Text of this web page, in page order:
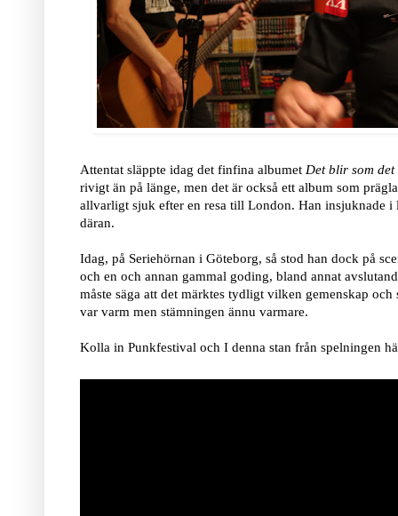
Attentat släppte idag det finfina albumet Det blir som
rivigt än på länge, men det är också ett album som
allvarligt sjuk efter en resa till London. Han insjuknade
däran.
Idag, på Seriehörnan i Göteborg, så stod han dock på
och en och annan gammal goding, bland annat
måste säga att det märktes tydligt vilken gemenskap
var varm men stämningen ännu varmare.
Kolla in Punkfestival och I denna stan från spelningen